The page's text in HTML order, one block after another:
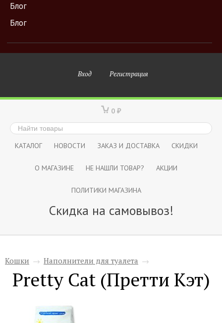
Блог
Блог
Вход Регистрация
0 ₽
КАТАЛОГ НОВОСТИ ЗАКАЗ И ДОСТАВКА СКИДКИ
О МАГАЗИНЕ НЕ НАШЛИ ТОВАР? АКЦИИ
ПОЛИТИКИ МАГАЗИНА
Скидка на самовывоз!
Кошки → Наполнители для туалета →
Pretty Cat (Претти Кэт)